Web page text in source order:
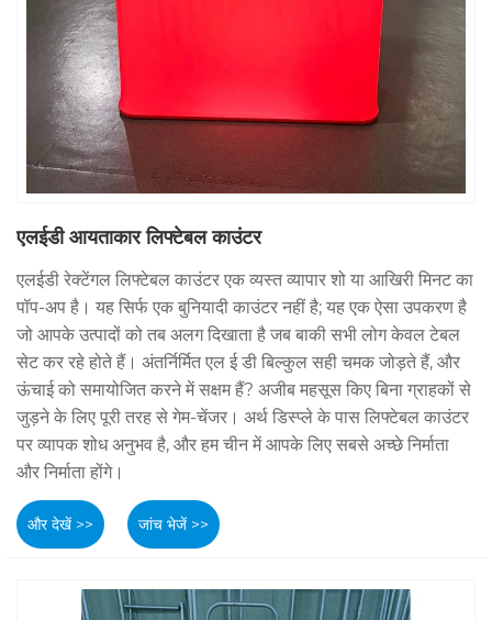
एलईडी आयताकार लिफ्टेबल काउंटर
एलईडी रेक्टेंगल लिफ्टेबल काउंटर एक व्यस्त व्यापार शो या आखिरी मिनट का
पॉप-अप है। यह सिर्फ एक बुनियादी काउंटर नहीं है; यह एक ऐसा उपकरण है
जो आपके उत्पादों को तब अलग दिखाता है जब बाकी सभी लोग केवल टेबल
सेट कर रहे होते हैं। अंतर्निर्मित एल ई डी बिल्कुल सही चमक जोड़ते हैं, और
ऊंचाई को समायोजित करने में सक्षम हैं? अजीब महसूस किए बिना ग्राहकों से
जुड़ने के लिए पूरी तरह से गेम-चेंजर। अर्थ डिस्प्ले के पास लिफ्टेबल काउंटर
पर व्यापक शोध अनुभव है, और हम चीन में आपके लिए सबसे अच्छे निर्माता
और निर्माता होंगे।
और देखें >> जांच भेजें >>